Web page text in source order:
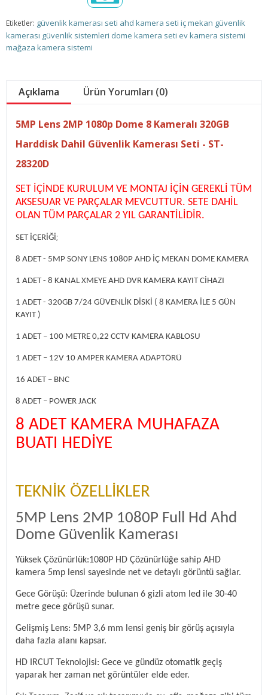
Etiketler: güvenlik kamerası seti ahd kamera seti iç mekan güvenlik
kamerası güvenlik sistemleri dome kamera seti ev kamera sistemi
mağaza kamera sistemi
Açıklama Ürün Yorumları (0)
5MP Lens 2MP 1080p Dome 8 Kameralı 320GB
Harddisk Dahil Güvenlik Kamerası Seti - ST-
28320D
SET İÇİNDE KURULUM VE MONTAJ İÇİN GEREKLİ TÜM
AKSESUAR VE PARÇALAR MEVCUTTUR. SETE DAHİL
OLAN TÜM PARÇALAR 2 YIL GARANTİLİDİR.
SET İÇERİĞİ;
8 ADET - 5MP SONY LENS 1080P AHD İÇ MEKAN DOME KAMERA
1 ADET - 8 KANAL XMEYE AHD DVR KAMERA KAYIT CİHAZI
1 ADET - 320GB 7/24 GÜVENLİK DİSKİ ( 8 KAMERA İLE 5 GÜN
KAYIT )
1 ADET – 100 METRE 0,22 CCTV KAMERA KABLOSU
1 ADET – 12V 10 AMPER KAMERA ADAPTÖRÜ
16 ADET – BNC
8 ADET – POWER JACK
8 ADET KAMERA MUHAFAZA
BUATI HEDİYE
TEKNİK ÖZELLİKLER
5MP Lens 2MP 1080P Full Hd Ahd
Dome Güvenlik Kamerası
Yüksek Çözünürlük:1080P HD Çözünürlüğe sahip AHD
kamera 5mp lensi sayesinde net ve detaylı görüntü sağlar.
Gece Görüşü: Üzerinde bulunan 6 gizli atom led ile 30-40
metre gece görüşü sunar.
Gelişmiş Lens: 5MP 3,6 mm lensi geniş bir görüş açısıyla
daha fazla alanı kapsar.
HD IRCUT Teknolojisi: Gece ve gündüz otomatik geçiş
yaparak her zaman net görüntüler elde eder.